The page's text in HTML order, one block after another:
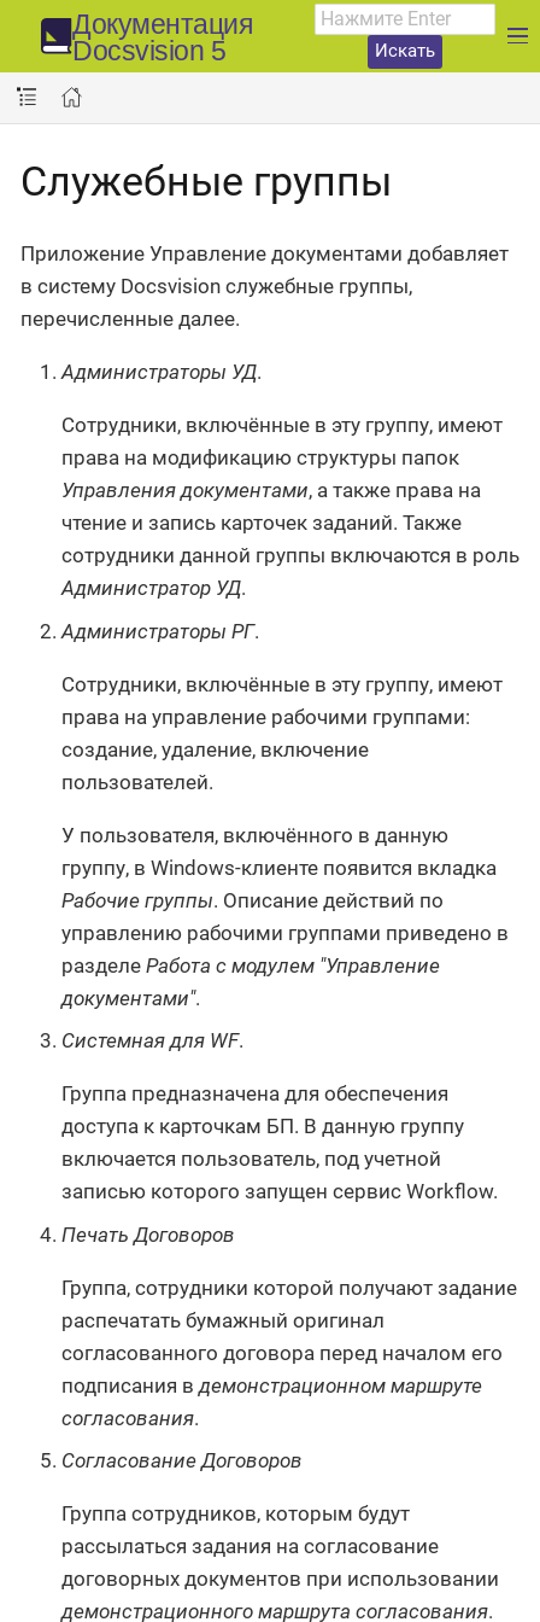
Документация
Docsvision 5
Искать
Служебные группы
Приложение Управление документами добавляет
в систему Docsvision служебные группы,
перечисленные далее.
Администраторы УД.
Сотрудники, включённые в эту группу, имеют
права на модификацию структуры папок
Управления документами, а также права на
чтение и запись карточек заданий. Также
сотрудники данной группы включаются в роль
Администратор УД.
Администраторы РГ.
Сотрудники, включённые в эту группу, имеют
права на управление рабочими группами:
создание, удаление, включение
пользователей.
У пользователя, включённого в данную
группу, в Windows-клиенте появится вкладка
Рабочие группы. Описание действий по
управлению рабочими группами приведено в
разделе Работа с модулем "Управление
документами".
Системная для WF.
Группа предназначена для обеспечения
доступа к карточкам БП. В данную группу
включается пользователь, под учетной
записью которого запущен сервис Workflow.
Печать Договоров
Группа, сотрудники которой получают задание
распечатать бумажный оригинал
согласованного договора перед началом его
подписания в демонстрационном маршруте
согласования.
Согласование Договоров
Группа сотрудников, которым будут
рассылаться задания на согласование
договорных документов при использовании
демонстрационного маршрута согласования.